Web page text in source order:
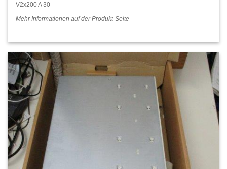
V2x200 A 30
Mehr Informationen auf der Produkt-Seite